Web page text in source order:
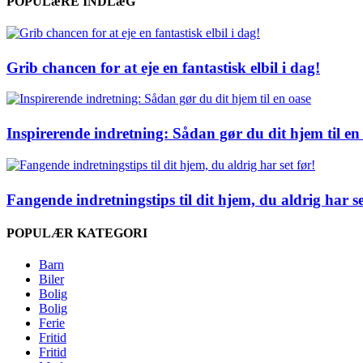
Grib chancen for at eje en fantastisk elbil i dag!
Inspirerende indretning: Sådan gør du dit hjem til en
Fangende indretningstips til dit hjem, du aldrig har
POPULÆR KATEGORI
Barn
Biler
Bolig
Bolig
Ferie
Fritid
Fritid